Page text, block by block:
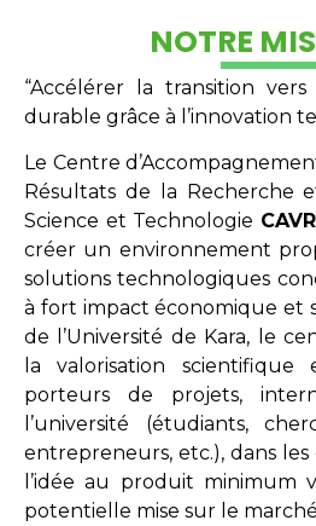
NOTRE
“Accélérer la transition
durable grâce à l’innovation
Le Centre
Résultats de la Recherche
Science et Technologie
créer un environnement
solutions technologiques
à fort impact économique et
de l’Université de Kara, le
la valorisation scientifique
porteurs de projets,
l’université (étudiants,
entrepreneurs, etc.), dans
l’idée au produit minimum
potentielle mise sur le